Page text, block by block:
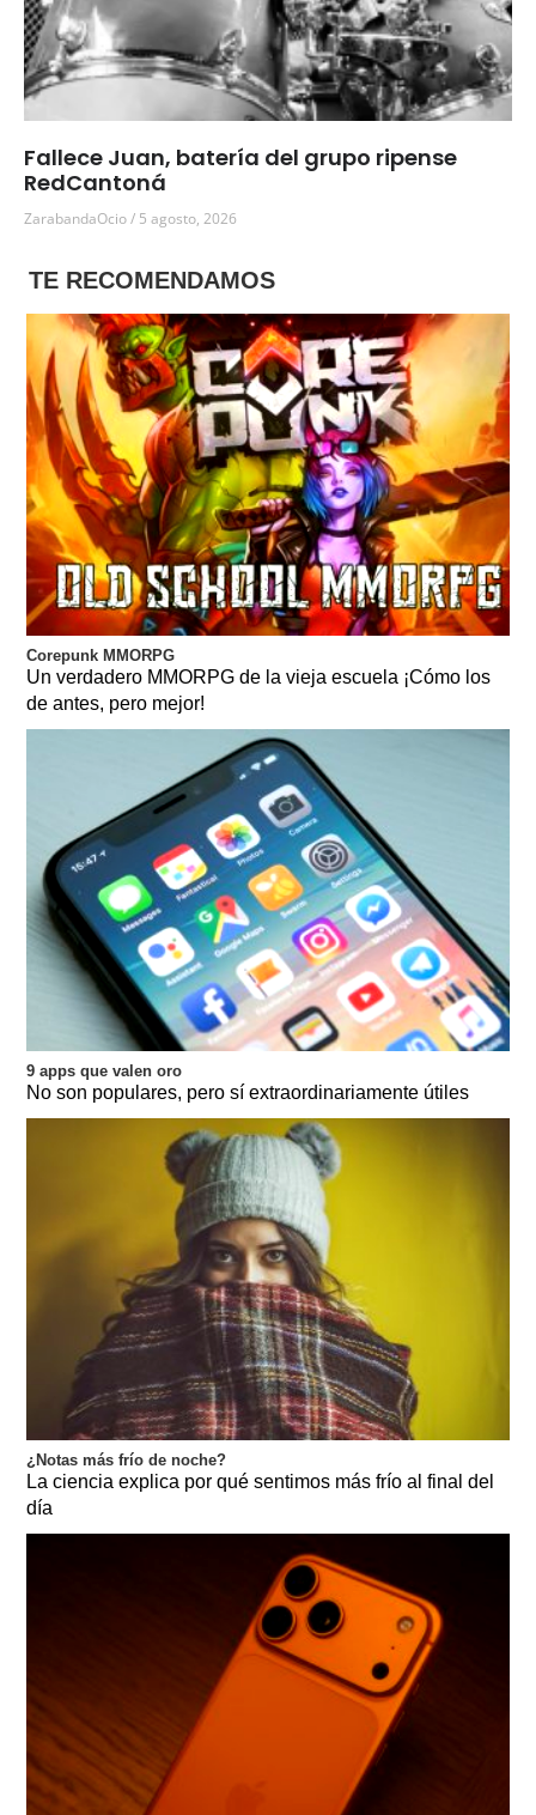
Fallece Juan, batería del grupo ripense
RedCantoná
ZarabandaOcio 5 agosto, 2026
TE RECOMENDAMOS
Corepunk MMORPG
Un verdadero MMORPG de la vieja escuela ¡Cómo los
de antes, pero mejor!
9 apps que valen oro
No son populares, pero sí extraordinariamente útiles
¿Notas más frío de noche?
La ciencia explica por qué sentimos más frío al final del
día